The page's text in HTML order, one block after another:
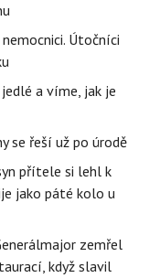
Útočníci
a víme, jak je
se řeší už po úrodě
přítele si lehl k
jako páté kolo u
zemřel
když slavil